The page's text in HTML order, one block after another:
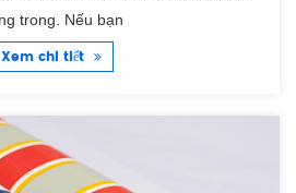
trong. Nếu bạn
Xem chi tiết